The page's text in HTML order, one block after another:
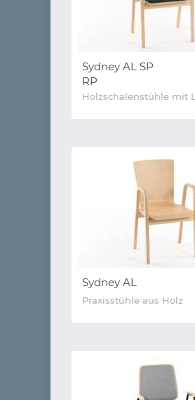
Sydney AL SP
RP
Holzschalenstühle mit
Sydney AL
Praxisstühle aus Holz